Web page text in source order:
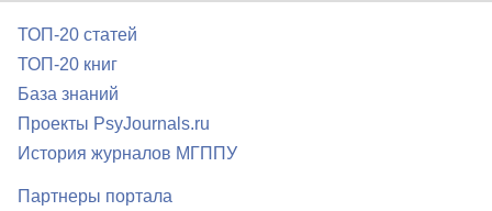
ТОП-20 статей
ТОП-20 книг
База знаний
Проекты PsyJournals.ru
История журналов МГППУ
Партнеры портала